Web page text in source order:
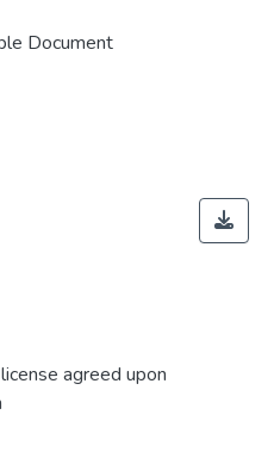
Document
agreed upon